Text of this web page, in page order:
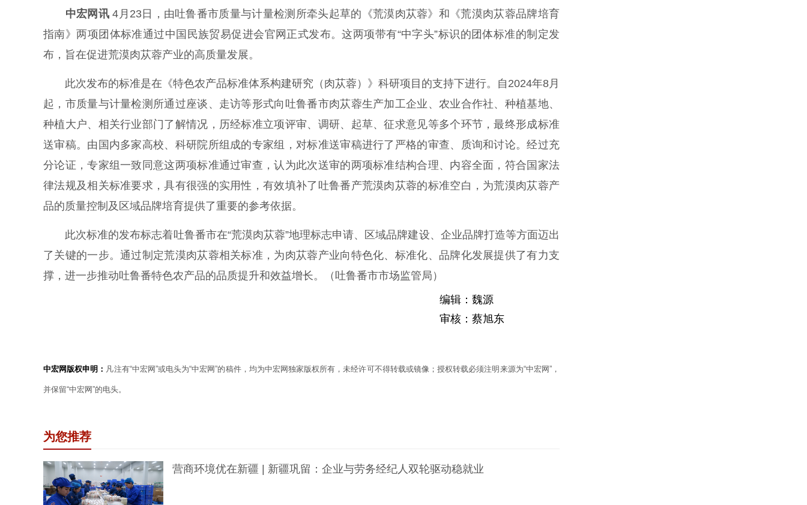
中宏网讯4月23日，由吐鲁番市质量与计量检测所牵头起草的《荒漠肉苁蓉》和《荒漠肉苁蓉品牌培育
指南》两项团体标准通过中国民族贸易促进会官网正式发布。这两项带有“中字头”标识的团体标准的制定发
布，旨在促进荒漠肉苁蓉产业的高质量发展。
此次发布的标准是在《特色农产品标准体系构建研究（肉苁蓉）》科研项目的支持下进行。自2024年8月
起，市质量与计量检测所通过座谈、走访等形式向吐鲁番市肉苁蓉生产加工企业、农业合作社、种植基地、
种植大户、相关行业部门了解情况，历经标准立项评审、调研、起草、征求意见等多个环节，最终形成标准
送审稿。由国内多家高校、科研院所组成的专家组，对标准送审稿进行了严格的审查、质询和讨论。经过充
分论证，专家组一致同意这两项标准通过审查，认为此次送审的两项标准结构合理、内容全面，符合国家法
律法规及相关标准要求，具有很强的实用性，有效填补了吐鲁番产荒漠肉苁蓉的标准空白，为荒漠肉苁蓉产
品的质量控制及区域品牌培育提供了重要的参考依据。
此次标准的发布标志着吐鲁番市在“荒漠肉苁蓉”地理标志申请、区域品牌建设、企业品牌打造等方面迈出
了关键的一步。通过制定荒漠肉苁蓉相关标准，为肉苁蓉产业向特色化、标准化、品牌化发展提供了有力支
撑，进一步推动吐鲁番特色农产品的品质提升和效益增长。（吐鲁番市市场监管局）
编辑：魏源
审核：蔡旭东
中宏网版权申明： 凡注有“中宏网”或电头为“中宏网”的稿件，均为中宏网独家版权所有，未经许可不得转载或镜像；授权转载必须注明来源为“中宏网”，
并保留“中宏网”的电头。
为您推荐
营商环境优在新疆 | 新疆巩留：企业与劳务经纪人双轮驱动稳就业